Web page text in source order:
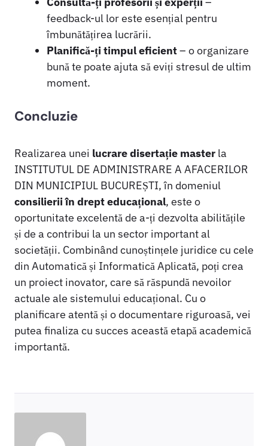
feedback-ul lor este esențial pentru
îmbunătățirea lucrării.
Planifică-ți timpul eficient– o organizare
bună te poate ajuta să eviți stresul de ultim
moment.
Concluzie
Realizarea unei lucrare disertație master la
INSTITUTUL DE ADMINISTRARE A AFACERILOR
DIN MUNICIPIUL BUCUREȘTI, în domeniul
consilierii în drept educațional, este o
oportunitate excelentă de a-ți dezvolta abilitățile
și de a contribui la un sector important al
societății. Combinând cunoștințele juridice cu cele
din Automatică și Informatică Aplicată, poți crea
un proiect inovator, care să răspundă nevoilor
actuale ale sistemului educațional. Cu o
planificare atentă și o documentare riguroasă, vei
putea finaliza cu succes această etapă academică
importantă.